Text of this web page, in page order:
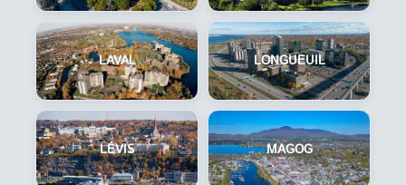
LAVAL LONGUEUIL
LÉVIS MAGOG